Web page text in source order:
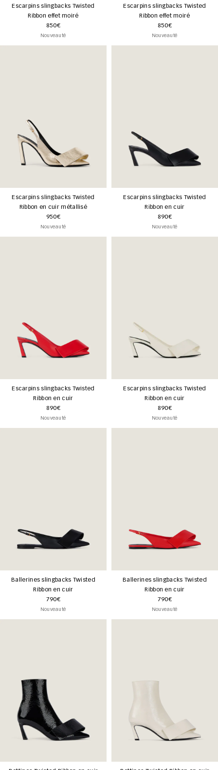
Escarpins slingbacks Twisted
Ribbon effet moiré
850€
Nouveauté
Escarpins slingbacks Twisted
Ribbon effet moiré
850€
Nouveauté
Escarpins slingbacks Twisted
Ribbon en cuir métallisé
950€
Nouveauté
Escarpins slingbacks Twisted
Ribbon en cuir
890€
Nouveauté
Escarpins slingbacks Twisted
Ribbon en cuir
890€
Nouveauté
Escarpins slingbacks Twisted
Ribbon en cuir
890€
Nouveauté
Ballerines slingbacks Twisted
Ribbon en cuir
790€
Nouveauté
Ballerines slingbacks Twisted
Ribbon en cuir
790€
Nouveauté